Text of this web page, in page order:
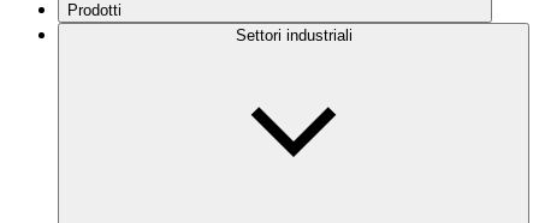
Prodotti
Settori industriali